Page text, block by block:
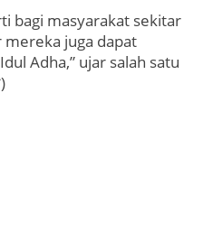
bagi masyarakat sekitar
juga dapat
Adha,” ujar salah satu